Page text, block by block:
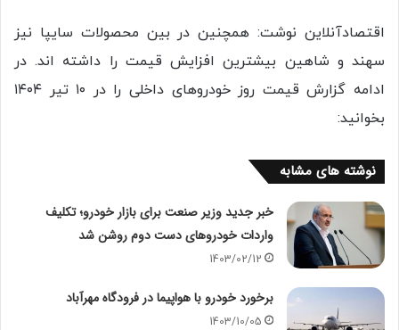
اقتصادآنلاین نوشت: همچنین در بین محصولات سایپا نیز
سهند و شاهین بیشترین افزایش قیمت را داشته اند. در
ادامه گزارش قیمت روز خودروهای داخلی را در ۱۰ تیر ۱۴۰۴
بخوانید:
نوشته های مشابه
خبر جدید وزیر صنعت برای بازار خودرو؛ تکلیف
واردات خودرو‌های دست دوم روشن شد
1403/02/12
برخورد خودرو با هواپیما در فرودگاه مهرآباد
1403/10/05